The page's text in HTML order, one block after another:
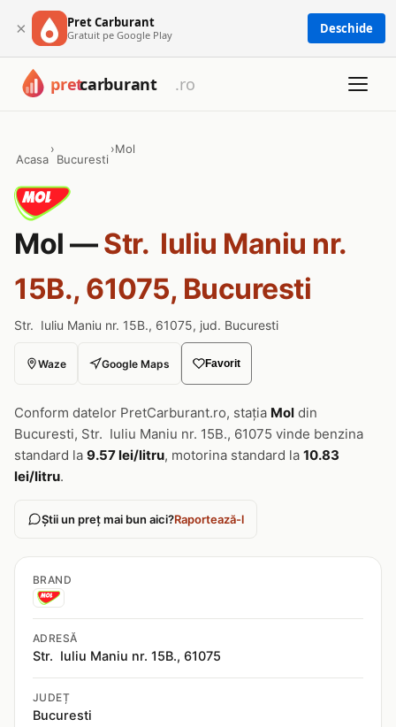
× Pret Carburant
Gratuit pe Google Play Deschide
Acasa
›
Bucuresti
›Mol
Mol —Str. Iuliu Maniu nr.
15B., 61075, Bucuresti
Str. Iuliu Maniu nr. 15B., 61075, jud. Bucuresti
Waze Google Maps Favorit
Conform datelor PretCarburant.ro, stația Mol din
Bucuresti, Str. Iuliu Maniu nr. 15B., 61075 vinde benzina
standard la 9.57 lei/litru, motorina standard la 10.83
lei/litru.
Știi un preț mai bun aici?Raportează-l
BRAND
ADRESĂ
Str. Iuliu Maniu nr. 15B., 61075
JUDEȚ
Bucuresti